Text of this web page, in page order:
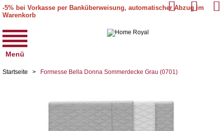
-5% bei Vorkasse per Banküberweisung, automatischer Abzug im
Warenkorb
Menü
Startseite > Formesse Bella Donna Sommerdecke Grau (0701)